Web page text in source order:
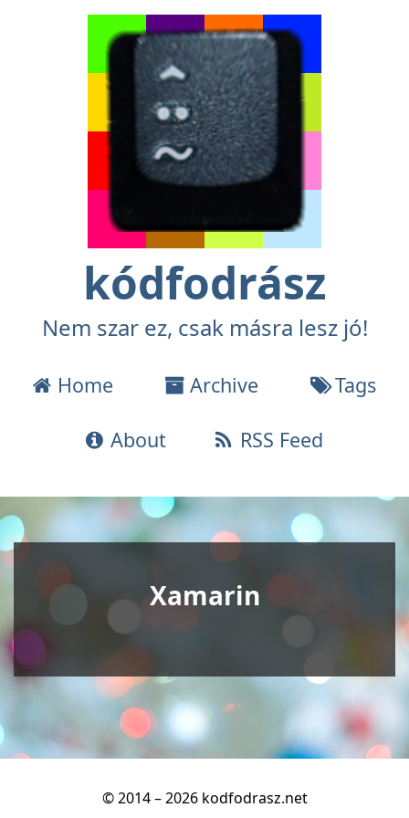
kódfodrász
Nem szar ez, csak másra lesz jó!
Home Archive Tags
About RSS Feed
Xamarin
© 2014 – 2026 kodfodrasz.net